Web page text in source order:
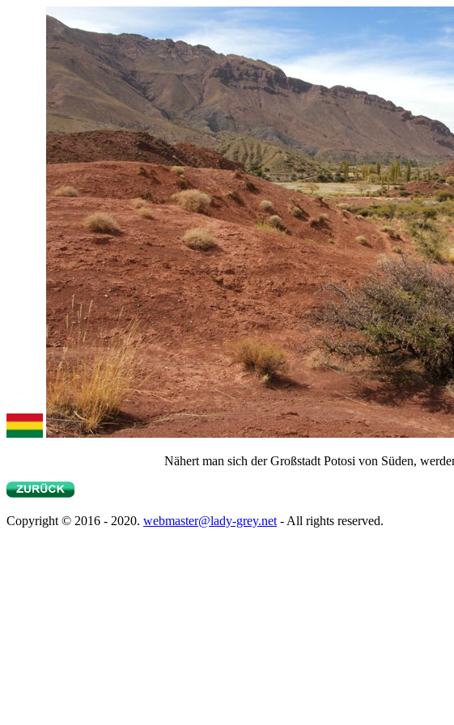
Nähert man sich der Großstadt Potosi von Süden,
Copyright © 2016 - 2020. webmaster@lady-grey.net - All rights reserved.